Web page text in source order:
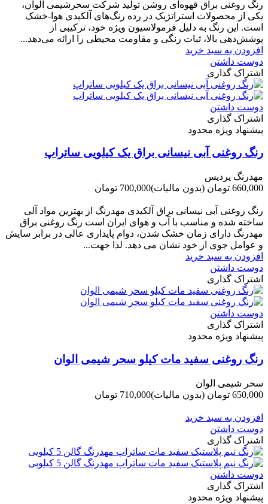
رنگ روغنی براق قهوه‌ای روشن تولید شرکت سحرشیمی الوان،
یکی از محصولات استراتژیک در رده رنگ‌های آلکیدی هوا-خشک
است. این رنگ به دلیل فرمولاسیون ویژه خود، ترکیبی از
پوشش‌دهی بالا، ثبات رنگی و مقاومت محیطی را ارائه می‌دهد...
افزودن به سبد خرید
دوست داشتن
اشتراک گذاری
دوست داشتن
اشتراک گذاری
پیشنهاد ویژه محدود
رنگ روغنی آبی نیسانی براق یک کیلویی ساتراپ
مهدرنگ پردیس
660,000 تومان
(بدون مالیات)700,000 تومان
رنگ روغنی آبی نیسانی براق آلکیدی مهدرنگ از بهترین مواد آلی
ساخته شده و مناسب با آب و هوای ایران است رنگ روغنی براق
مهدرنگ دارای زﻣﺎن ﺧﺸﮏ ﺷﺪن، دوام ﭘﺎﯾﺪاری عالی در ﺑﺮاﺑﺮ ﺳﺎﯾﺶ
و ﻋﻮاﻣﻞ ﺟﻮی از ﺧﻮد ﻧﺸﺎن ﻣﯽ دﻫﺪ. ﻟﺬا ﺟﻬﺖ...
افزودن به سبد خرید
دوست داشتن
اشتراک گذاری
دوست داشتن
اشتراک گذاری
پیشنهاد ویژه محدود
رنگ روغنی سفید مات کیلو سحر شیمی الوان
سحر شیمی الوان
650,000 تومان
(بدون مالیات)710,000 تومان
افزودن به سبد خرید
دوست داشتن
اشتراک گذاری
دوست داشتن
اشتراک گذاری
پیشنهاد ویژه محدود